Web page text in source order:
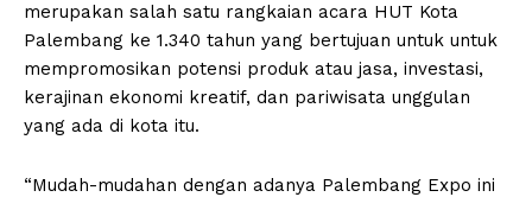
merupakan salah satu rangkaian acara HUT Kota
Palembang ke 1.340 tahun yang bertujuan untuk untuk
mempromosikan potensi produk atau jasa, investasi,
kerajinan ekonomi kreatif, dan pariwisata unggulan
yang ada di kota itu.
“Mudah-mudahan dengan adanya Palembang Expo ini